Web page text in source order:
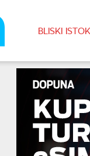
BLISKI ISTOK